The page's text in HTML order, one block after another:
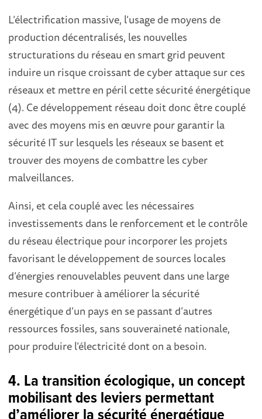
L’électrification massive, l’usage de moyens de
production décentralisés, les nouvelles
structurations du réseau en smart grid peuvent
induire un risque croissant de cyber attaque sur ces
réseaux et mettre en péril cette sécurité énergétique
(4). Ce développement réseau doit donc être couplé
avec des moyens mis en œuvre pour garantir la
sécurité IT sur lesquels les réseaux se basent et
trouver des moyens de combattre les cyber
malveillances.
Ainsi, et cela couplé avec les nécessaires
investissements dans le renforcement et le contrôle
du réseau électrique pour incorporer les projets
favorisant le développement de sources locales
d’énergies renouvelables peuvent dans une large
mesure contribuer à améliorer la sécurité
énergétique d’un pays en se passant d’autres
ressources fossiles, sans souveraineté nationale,
pour produire l’électricité dont on a besoin.
4. La transition écologique, un concept
mobilisant des leviers permettant